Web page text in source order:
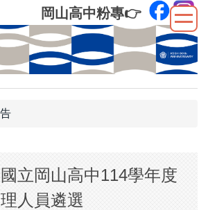
岡山高中粉專👉
國立岡山高中114學年度
人員遴選